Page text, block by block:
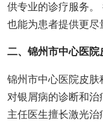
供专业的诊疗服务。
也能为患者提供更尽
二、锦州市中心医院
锦州市中心医院皮
对银屑病的诊断和
主任医生擅长激光